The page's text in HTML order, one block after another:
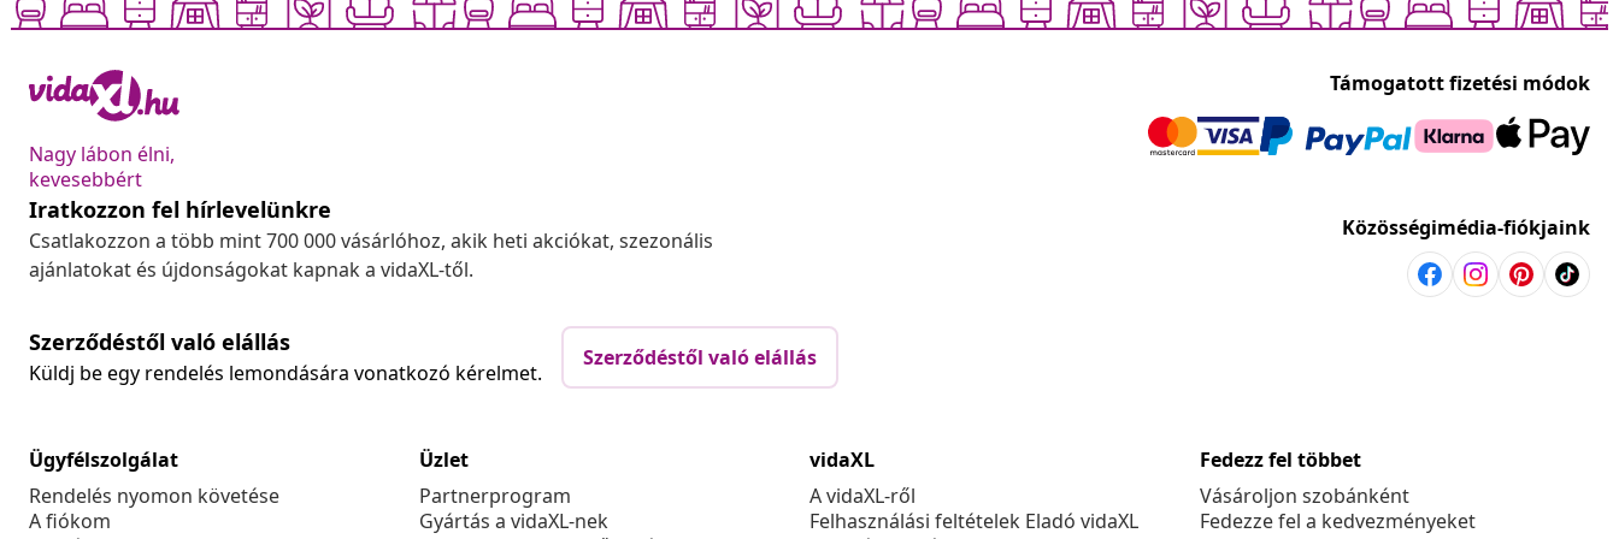
Nagy lábon élni,
kevesebbért
Támogatott fizetési módok
Iratkozzon fel hírlevelünkre
Csatlakozzon a több mint 700 000 vásárlóhoz, akik heti akciókat, szezonális
ajánlatokat és újdonságokat kapnak a vidaXL-től.
Közösségimédia-fiókjaink
Szerződéstől való elállás
Küldj be egy rendelés lemondására vonatkozó kérelmet.
Szerződéstől való elállás
Ügyfélszolgálat
Rendelés nyomon követése
A fiókom
Üzlet
Partnerprogram
Gyártás a vidaXL-nek
vidaXL
A vidaXL-ről
Felhasználási feltételek Eladó vidaXL
Fedezz fel többet
Vásároljon szobánként
Fedezze fel a kedvezményeket